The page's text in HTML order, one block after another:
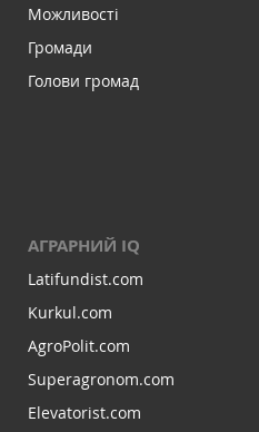
Можливості
Громади
Голови громад
АГРАРНИЙ IQ
Latifundist.com
Kurkul.com
AgroPolit.com
Superagronom.com
Elevatorist.com